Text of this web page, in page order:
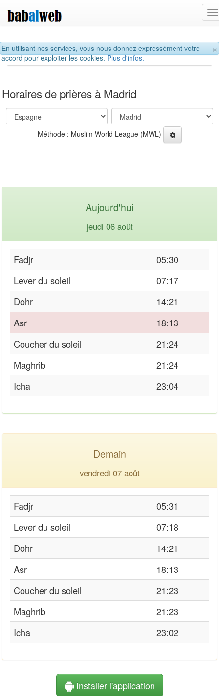
×
En utilisant nos services, vous nous donnez expressément votre
accord pour exploiter les cookies.Plus d'infos.
Horaires de prières à Madrid
Méthode : Muslim World League (MWL)
Aujourd'hui
jeudi 06 août
Fadjr
05:30
Lever du soleil
07:17
Dohr
14:21
Asr
18:13
Coucher du soleil
21:24
Maghrib
21:24
Icha
23:04
Demain
vendredi 07 août
Fadjr
05:31
Lever du soleil
07:18
Dohr
14:21
Asr
18:13
Coucher du soleil
21:23
Maghrib
21:23
Icha
23:02
Installer l'application